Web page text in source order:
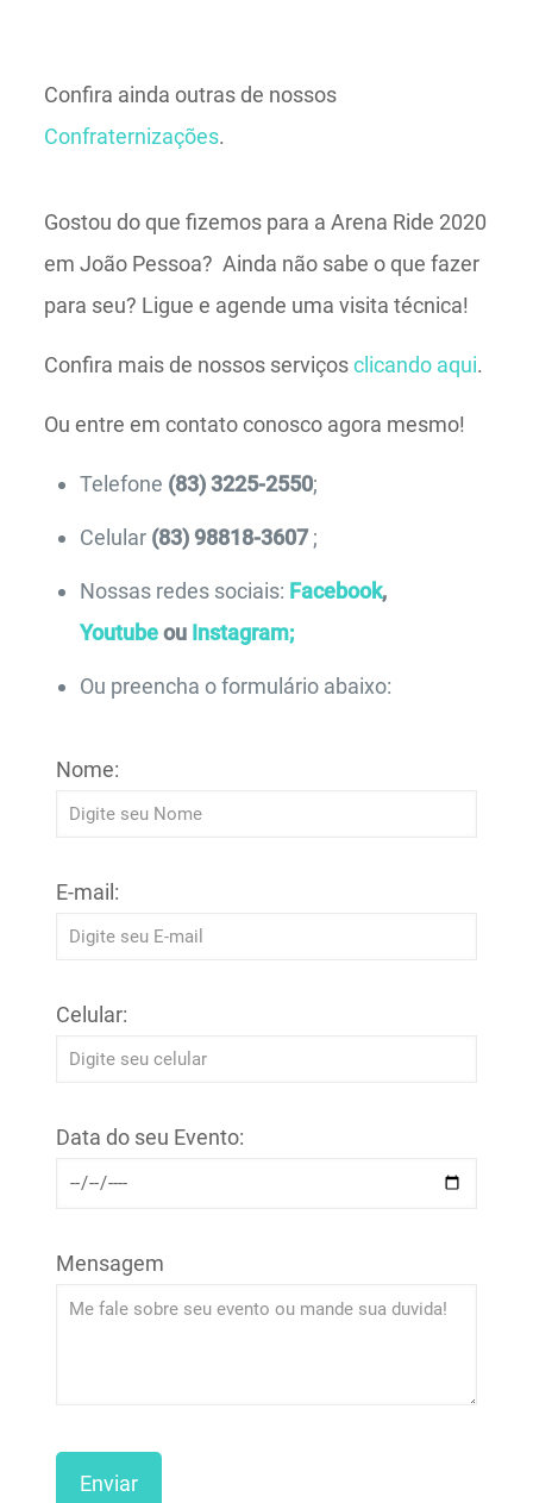
Confira ainda outras de nossos
Confraternizações.
Gostou do que fizemos para a Arena Ride 2020
em João Pessoa? Ainda não sabe o que fazer
para seu? Ligue e agende uma visita técnica!
Confira mais de nossos serviçosclicando aqui.
Ou entre em contato conosco agora mesmo!
Telefone (83) 3225-2550;
Celular (83) 98818-3607 ;
Nossas redes sociais: Facebook,
Youtubeou Instagram;
Ou preencha o formulário abaixo:
Nome:
E-mail:
Celular:
Data do seu Evento:
Mensagem